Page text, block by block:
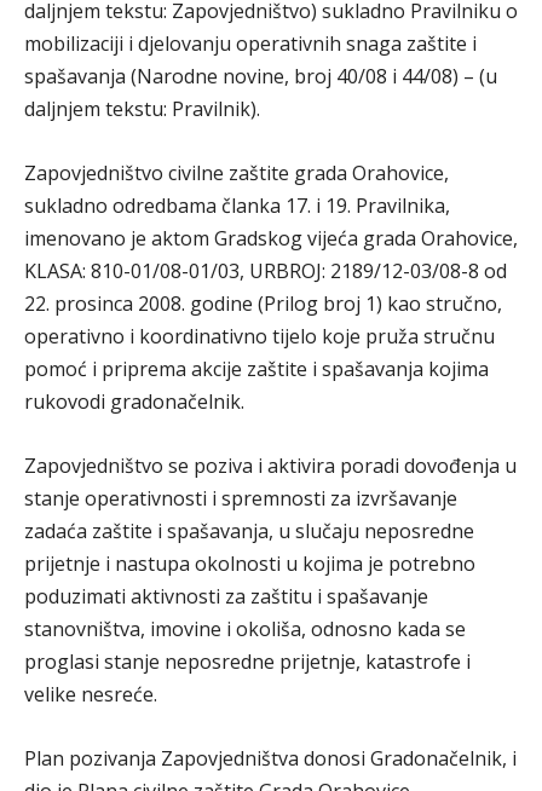
daljnjem tekstu: Zapovjedništvo) sukladno Pravilniku o
mobilizaciji i djelovanju operativnih snaga zaštite i
spašavanja (Narodne novine, broj 40/08 i 44/08) – (u
daljnjem tekstu: Pravilnik).
Zapovjedništvo civilne zaštite grada Orahovice,
sukladno odredbama članka 17. i 19. Pravilnika,
imenovano je aktom Gradskog vijeća grada Orahovice,
KLASA: 810-01/08-01/03, URBROJ: 2189/12-03/08-8 od
22. prosinca 2008. godine (Prilog broj 1) kao stručno,
operativno i koordinativno tijelo koje pruža stručnu
pomoć i priprema akcije zaštite i spašavanja kojima
rukovodi gradonačelnik.
Zapovjedništvo se poziva i aktivira poradi dovođenja u
stanje operativnosti i spremnosti za izvršavanje
zadaća zaštite i spašavanja, u slučaju neposredne
prijetnje i nastupa okolnosti u kojima je potrebno
poduzimati aktivnosti za zaštitu i spašavanje
stanovništva, imovine i okoliša, odnosno kada se
proglasi stanje neposredne prijetnje, katastrofe i
velike nesreće.
Plan pozivanja Zapovjedništva donosi Gradonačelnik, i